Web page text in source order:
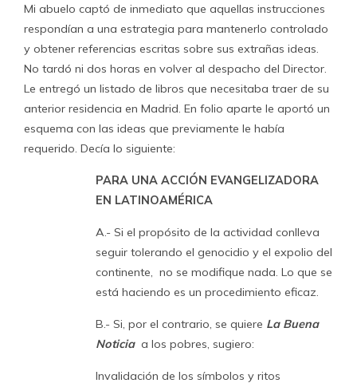
Mi abuelo captó de inmediato que aquellas instrucciones
respondían a una estrategia para mantenerlo controlado
y obtener referencias escritas sobre sus extrañas ideas.
No tardó ni dos horas en volver al despacho del Director.
Le entregó un listado de libros que necesitaba traer de su
anterior residencia en Madrid. En folio aparte le aportó un
esquema con las ideas que previamente le había
requerido. Decía lo siguiente:
PARA UNA ACCIÓN EVANGELIZADORA
EN LATINOAMÉRICA
A.- Si el propósito de la actividad conlleva
seguir tolerando el genocidio y el expolio del
continente, no se modifique nada. Lo que se
está haciendo es un procedimiento eficaz.
B.- Si, por el contrario, se quiere La Buena
Noticia a los pobres, sugiero:
Invalidación de los símbolos y ritos